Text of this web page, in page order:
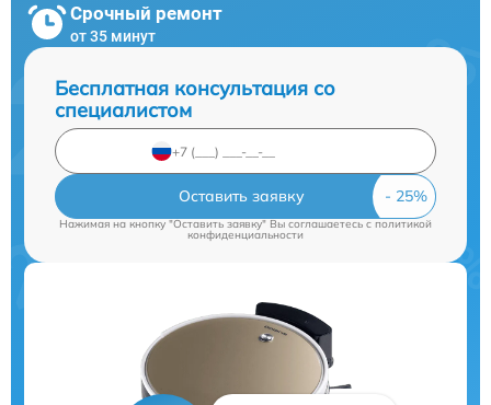
Срочный ремонт
от 35 минут
Бесплатная консультация со
специалистом
Оставить заявку
Нажимая на кнопку "Оставить заявку" Вы соглашаетесь cполитикой
конфиденциальности